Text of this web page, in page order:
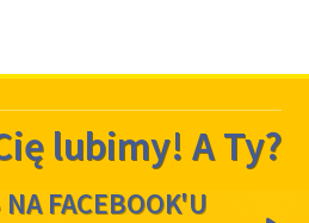
lubimy! A Ty?
FACEBOOK'U